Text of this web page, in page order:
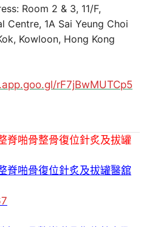
Room 2 & 3, 11/F,
Centre, 1A Sai Yeung Choi
Kowloon, Hong Kong
rF7jBwMUTCp5
脊啪骨整骨復位針炙及拔罐
脊啪骨復位針炙及拔罐醫舘